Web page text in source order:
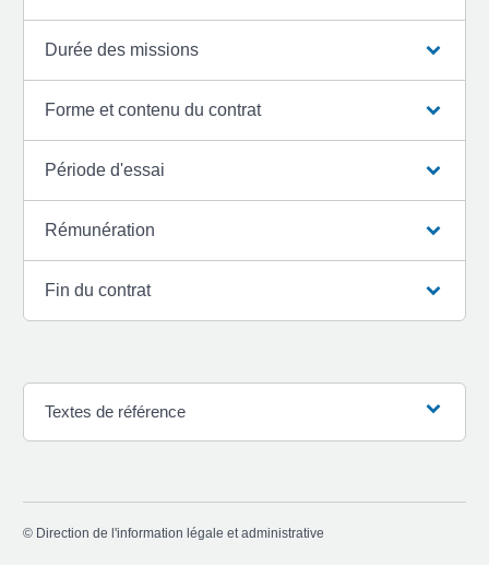
Durée des missions
Forme et contenu du contrat
Période d'essai
Rémunération
Fin du contrat
Textes de référence
© Direction de l'information légale et administrative